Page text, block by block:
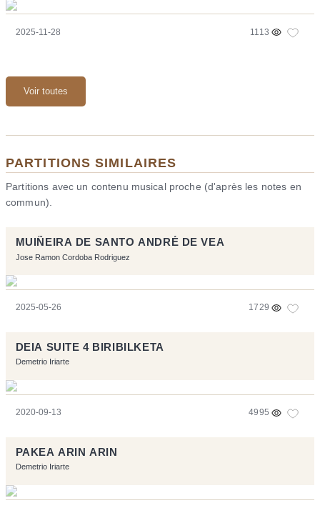
2025-11-28 1113
Voir toutes
PARTITIONS SIMILAIRES
Partitions avec un contenu musical proche (d'après les notes en
commun).
MUIÑEIRA DE SANTO ANDRÉ DE VEA
Jose Ramon Cordoba Rodriguez
2025-05-26 1729
DEIA SUITE 4 BIRIBILKETA
Demetrio Iriarte
2020-09-13 4995
PAKEA ARIN ARIN
Demetrio Iriarte